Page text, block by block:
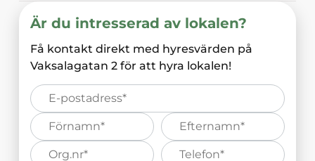
Är du intresserad av lokalen?
Få kontakt direkt med hyresvärden på
Vaksalagatan 2 för att hyra lokalen!
E-
post*
Förnamn*
Efternamn*
Organisations
nummer*
Telefonnummer*